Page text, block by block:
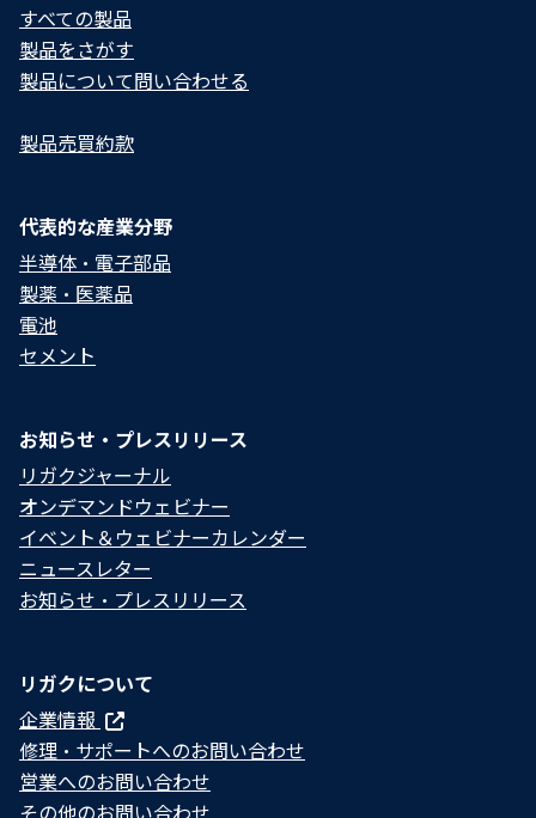
すべての製品
製品をさがす
製品について問い合わせる​
製品売買約款
代表的な産業分野
半導体・電子部品
製薬・医薬品
電池
セメント
お知らせ・プレスリリース
リガクジャーナル
オンデマンドウェビナー
イベント＆ウェビナーカレンダー
ニュースレター
お知らせ・プレスリリース
リガクについて
企業情報
修理・サポートへのお問い合わせ
営業へのお問い合わせ
その他のお問い合わせ